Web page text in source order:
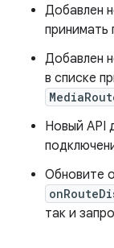
Добавлен
принимать
Добавлен
в списке
Новый API
Обновите
так и